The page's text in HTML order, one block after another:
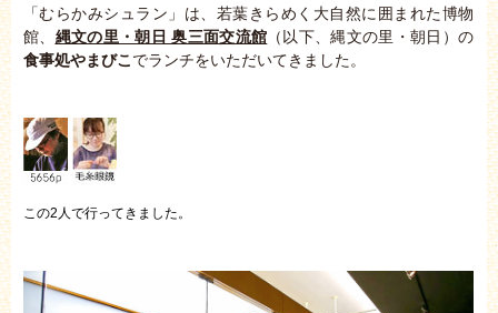
「むらかみシュラン」は、若葉きらめく大自然に囲まれた博物
館、 縄文の里・朝日 奥三面交流館 （以下、縄文の里・朝日）の
食事処やまびこ でランチをいただいてきました。
この2人で行ってきました。